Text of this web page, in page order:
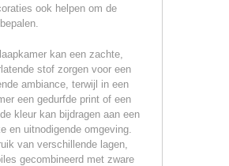
ook helpen om de
kan een zachte,
stof zorgen voor een
ambiance, terwijl in een
een gedurfde print of een
kleur kan bijdragen aan een
en uitnodigende omgeving.
van verschillende lagen,
gecombineerd met zware